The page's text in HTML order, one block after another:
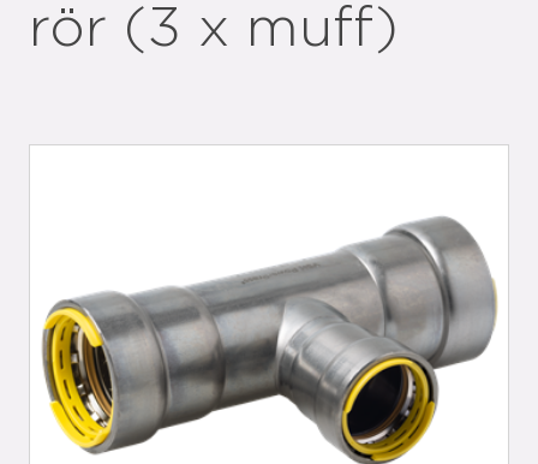
rör (3 x muff)